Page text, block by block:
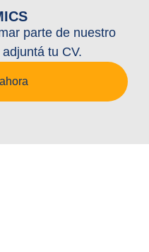
parte de nuestro
tu CV.